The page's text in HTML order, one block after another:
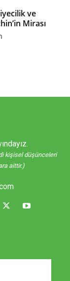
ve
Mirası
kişisel düşünceleri
aittir.)